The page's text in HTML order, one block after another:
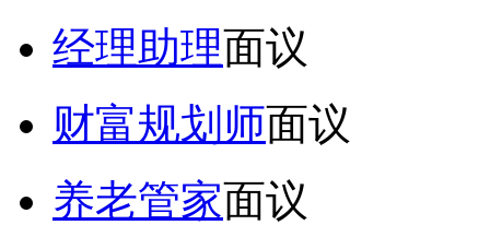
经理助理面议
财富规划师面议
养老管家面议